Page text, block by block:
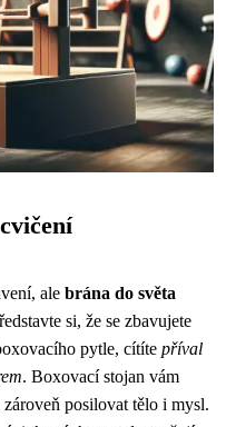
ale brána do světa
si, že se zbavujete
pytle, cítíte příval
. Boxovací stojan vám
posilovat tělo i mysl.